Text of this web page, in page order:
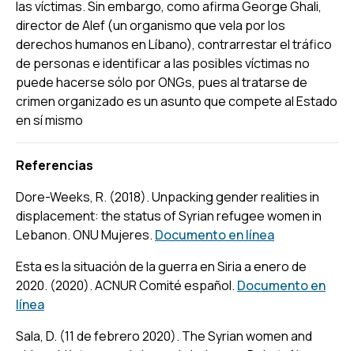
las víctimas. Sin embargo, como afirma George Ghali,
director de Alef (un organismo que vela por los
derechos humanos en Líbano), contrarrestar el tráfico
de personas e identificar a las posibles víctimas no
puede hacerse sólo por ONGs, pues al tratarse de
crimen organizado es un asunto que compete al Estado
en sí mismo
Referencias
Dore-Weeks, R. (2018). Unpacking gender realities in
displacement: the status of Syrian refugee women in
Lebanon.ONU Mujeres. Documento en línea
Esta es la situación de la guerra en Siria a enero de
2020. (2020).ACNUR Comité español. Documento en
línea
Sala, D. (11 de febrero 2020). The Syrian women and